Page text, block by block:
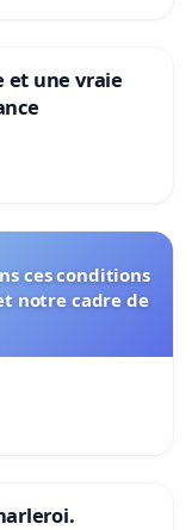
et une vraie
ces conditions
notre cadre de